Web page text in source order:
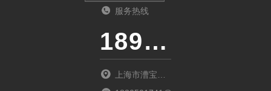
服务热线
18917303529
上海市漕宝路